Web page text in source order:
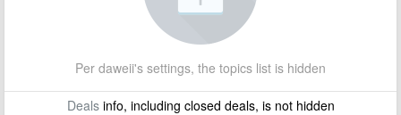
Per daweii's settings, the topics list is hidden
Dealsinfo, including closed deals, is not hidden